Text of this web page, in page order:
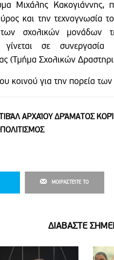
Μιχάλης
και την τεχνογνωσία
σχολικών μονάδων
σε
(Τμήμα Σχολικών
κοινού για την πορεία
ΑΡΧΑΊΟΥ ΔΡΆΜΑΤΟΣ
ΜΟΙΡΑΣΤΕΊΤΕ ΤΟ
ΔΙΑΒΑΣΤΕ